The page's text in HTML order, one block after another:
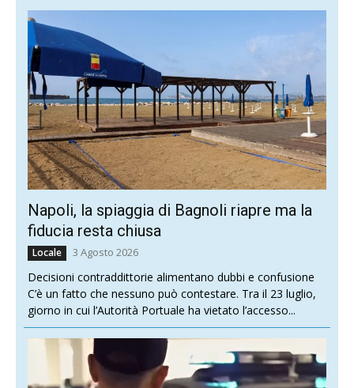
Napoli, la spiaggia di Bagnoli riapre ma la
fiducia resta chiusa
Locale 3 Agosto 2026
Decisioni contraddittorie alimentano dubbi e confusione
C’è un fatto che nessuno può contestare. Tra il 23 luglio,
giorno in cui l’Autorità Portuale ha vietato l’accesso...